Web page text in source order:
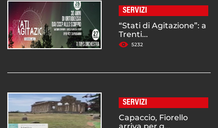
SERVIZI
“Stati di Agitazione”: a
Trenti...
5232
SERVIZI
Capaccio, Fiorello